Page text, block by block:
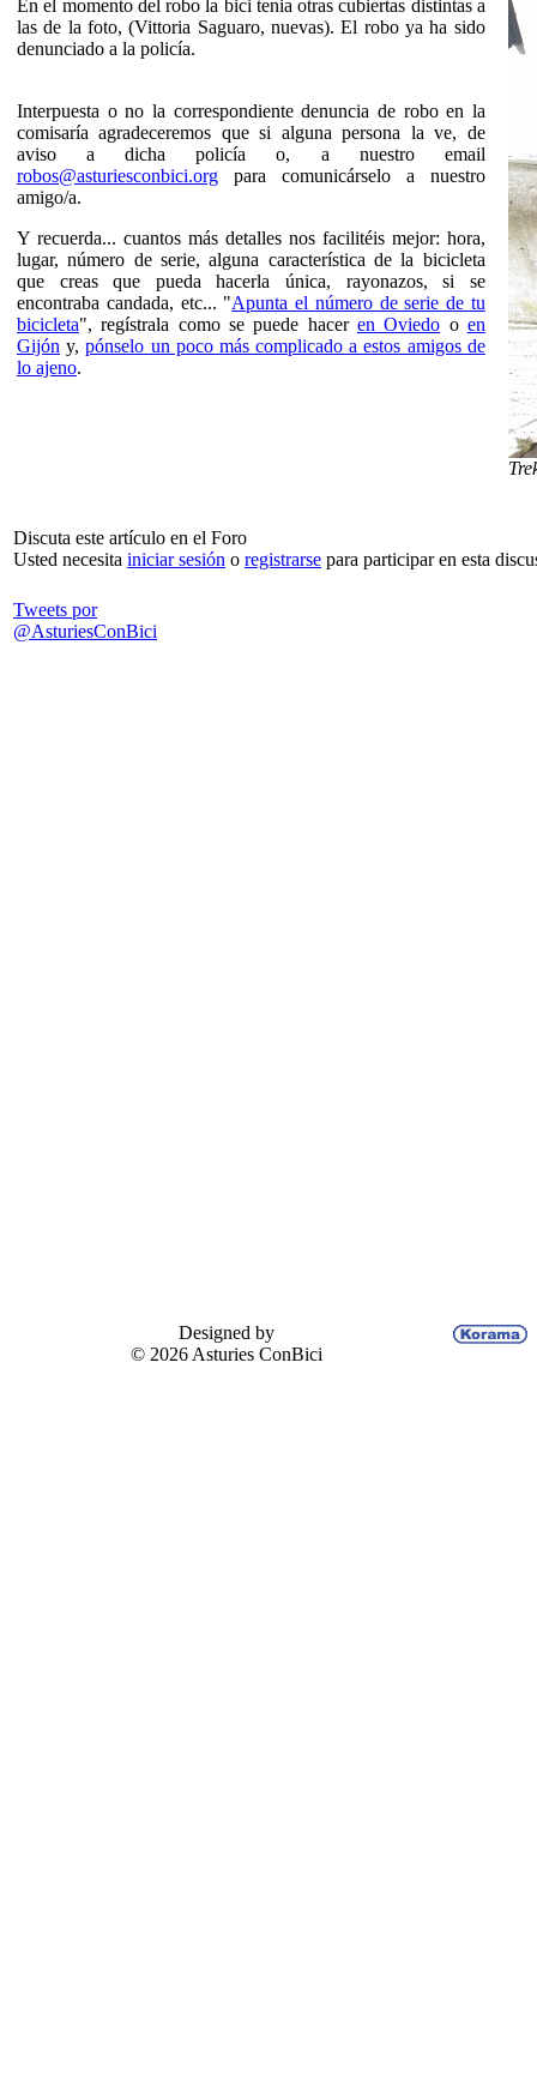
En el momento del robo la bici tenia otras cubiertas distintas a
las de la foto, (Vittoria Saguaro, nuevas). El robo ya ha sido
denunciado a la policía.
Interpuesta o no la correspondiente denuncia de robo en la
comisaría agradeceremos que si alguna persona la ve, de
aviso a dicha policía o, a nuestro email
robos@asturiesconbici.org para comunicárselo a nuestro
amigo/a.
Y recuerda... cuantos más detalles nos facilitéis mejor: hora,
lugar, número de serie, alguna característica de la bicicleta
que creas que pueda hacerla única, rayonazos, si se
encontraba candada, etc... "Apunta el número de serie de tu
bicicleta", regístrala como se puede hacer en Oviedo o en
Gijón y,pónselo un poco más complicado a estos amigos de
lo ajeno.
Discuta este artículo en el Foro
Usted necesita iniciar sesión o registrarse para participar en esta
Tweets por
@AsturiesConBici
Designed by
© 2026 Asturies ConBici